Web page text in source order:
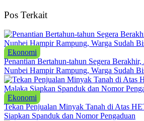
Pos Terkait
Ekonomi
Penantian Bertahun-tahun Segera Berakhir,
Nunbei Hampir Rampung, Warga Sudah
Ekonomi
Tekan Penjualan Minyak Tanah di Atas
Siapkan Spanduk dan Nomor Pengaduan